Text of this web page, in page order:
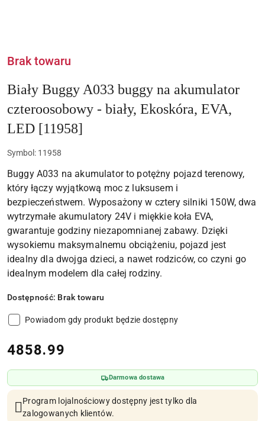
Brak towaru
Biały Buggy A033 buggy na akumulator
czteroosobowy - biały, Ekoskóra, EVA,
LED [11958]
Symbol: 11958
Buggy A033 na akumulator to potężny pojazd terenowy,
który łączy wyjątkową moc z luksusem i
bezpieczeństwem. Wyposażony w cztery silniki 150W, dwa
wytrzymałe akumulatory 24V i miękkie koła EVA,
gwarantuje godziny niezapomnianej zabawy. Dzięki
wysokiemu maksymalnemu obciążeniu, pojazd jest
idealny dla dwojga dzieci, a nawet rodziców, co czyni go
idealnym modelem dla całej rodziny.
Dostępność: Brak towaru
Powiadom gdy produkt będzie dostępny
cena:
4858.99
Darmowa dostawa
Program lojalnościowy dostępny jest tylko dla
zalogowanych klientów.